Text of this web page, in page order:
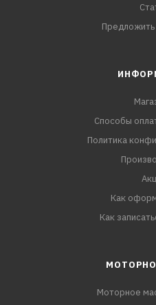
Способы
Политика
Как
Как
Моторное